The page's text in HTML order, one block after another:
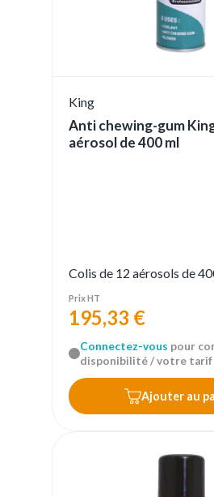
King
Anti chewing-gum
aérosol de 400 ml
Colis de 12 aérosols de
Prix HT
195,33 €
Connectez-vous pour
disponibilité / votre tarif
Ajouter au